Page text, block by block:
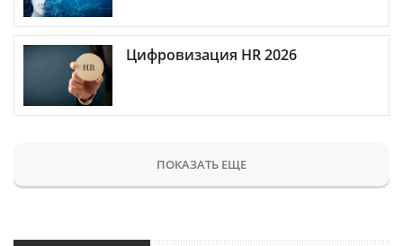
Цифровизация HR 2026
ПОКАЗАТЬ ЕЩЕ